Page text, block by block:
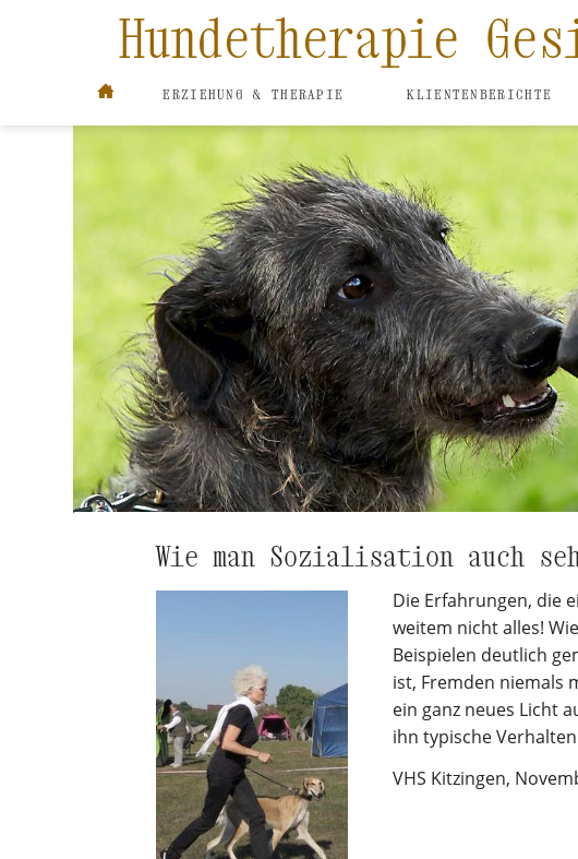
Hundetherapie
STARTSEITEERZIEHUNG & THERAPIE KLIENTENBERICHTE
Wie man Sozialisation auch
Die Erfahrungen, die
weitem nicht alles!
Beispielen deutlich
ist, Fremden niemals
ein ganz neues Licht
ihn typische
VHS Kitzingen,